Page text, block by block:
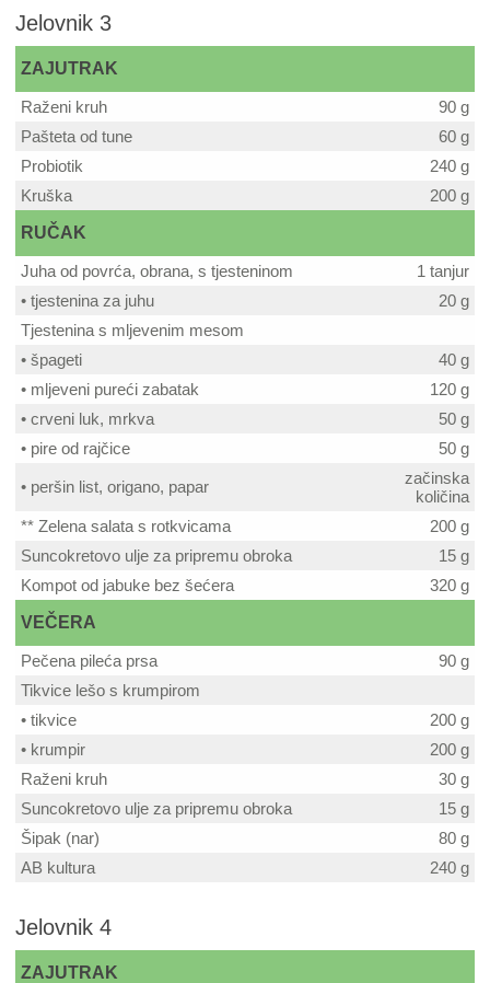
Jelovnik 3
ZAJUTRAK
Raženi kruh
90 g
Pašteta od tune
60 g
Probiotik
240 g
Kruška
200 g
RUČAK
Juha od povrća, obrana, s tjesteninom
1 tanjur
• tjestenina za juhu
20 g
Tjestenina s mljevenim mesom
• špageti
40 g
• mljeveni pureći zabatak
120 g
• crveni luk, mrkva
50 g
• pire od rajčice
50 g
• peršin list, origano, papar
začinska
količina
** Zelena salata s rotkvicama
200 g
Suncokretovo ulje za pripremu obroka
15 g
Kompot od jabuke bez šećera
320 g
VEČERA
Pečena pileća prsa
90 g
Tikvice lešo s krumpirom
• tikvice
200 g
• krumpir
200 g
Raženi kruh
30 g
Suncokretovo ulje za pripremu obroka
15 g
Šipak (nar)
80 g
AB kultura
240 g
Jelovnik 4
ZAJUTRAK